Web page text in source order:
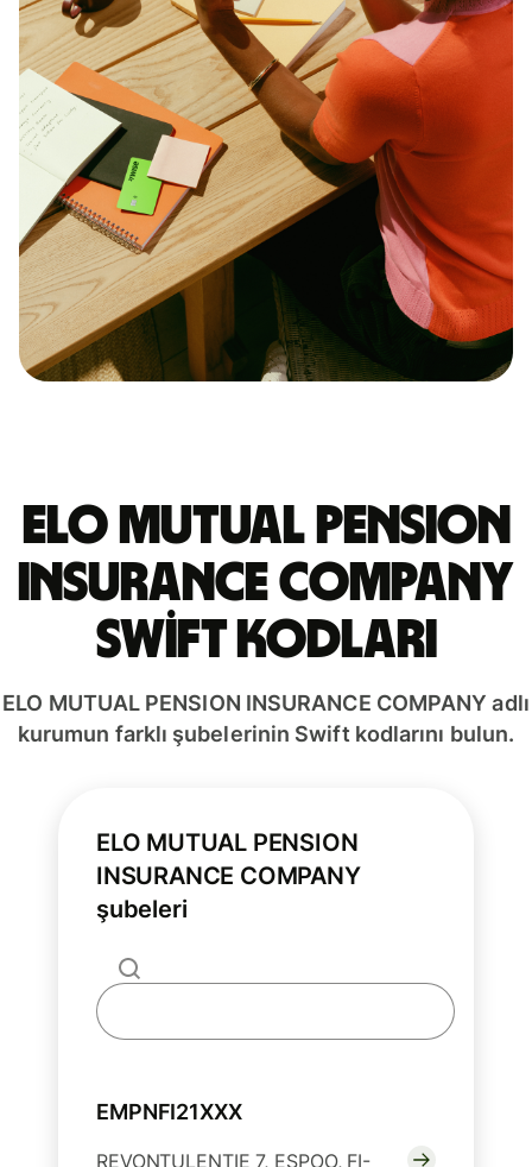
ELO MUTUAL PENSION
INSURANCE COMPANY
Swift kodları
ELO MUTUAL PENSION INSURANCE COMPANY adlı
kurumun farklı şubelerinin Swift kodlarını bulun.
ELO MUTUAL PENSION
INSURANCE COMPANY
şubeleri
EMPNFI21XXX
REVONTULENTIE 7, ESPOO, FI-